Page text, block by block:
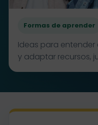
Formas de aprender
Ideas para
y adaptar recursos,